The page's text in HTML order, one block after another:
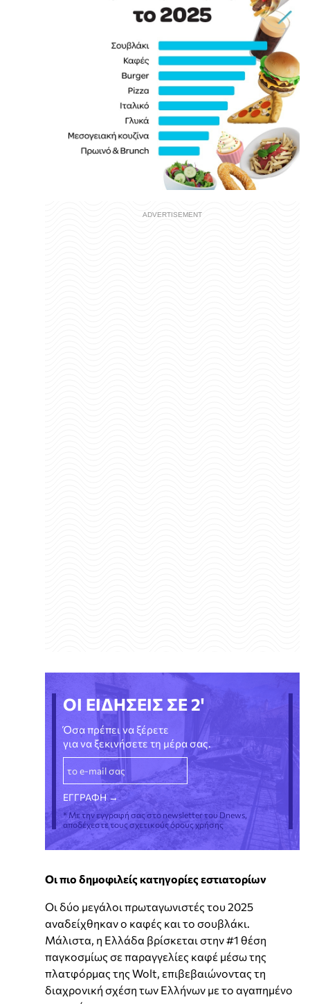
ΟΙ ΕΙΔΗΣΕΙΣ ΣΕ 2'
Όσα πρέπει να ξέρετε
για να ξεκινήσετε τη μέρα σας.
* Με την εγγραφή σας στο newsletter του Dnews,
αποδέχεστε τους σχετικούς όρους χρήσης
Οι πιο δημοφιλείς κατηγορίεςεστιατορίων
Οι δύο μεγάλοι πρωταγωνιστές του 2025
αναδείχθηκαν ο καφές και το σουβλάκι.
Μάλιστα, η Ελλάδα βρίσκεται στην #1 θέση
παγκοσμίως σε παραγγελίες καφέ μέσω της
πλατφόρμας της Wolt, επιβεβαιώνοντας τη
διαχρονική σχέση των Ελλήνων με το αγαπημένο